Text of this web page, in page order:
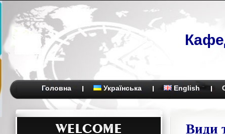
Головна Українська English
Види